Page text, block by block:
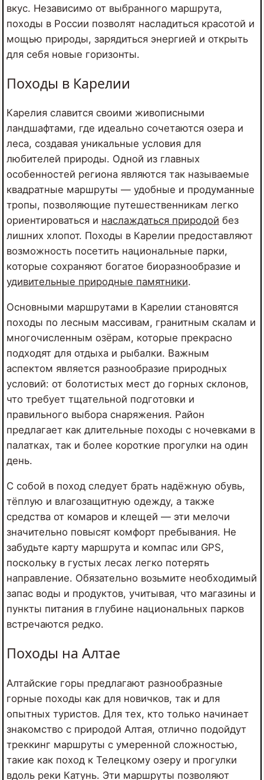
вкус. Независимо от выбранного маршрута,
походы в России позволят насладиться красотой и
мощью природы, зарядиться энергией и открыть
для себя новые горизонты.
Походы в Карелии
Карелия славится своими живописными
ландшафтами, где идеально сочетаются озера и
леса, создавая уникальные условия для
любителей природы. Одной из главных
особенностей региона являются так называемые
квадратные маршруты — удобные и продуманные
тропы, позволяющие путешественникам легко
ориентироваться и наслаждаться природой без
лишних хлопот. Походы в Карелии предоставляют
возможность посетить национальные парки,
которые сохраняют богатое биоразнообразие и
удивительные природные памятники.
Основными маршрутами в Карелии становятся
походы по лесным массивам, гранитным скалам и
многочисленным озёрам, которые прекрасно
подходят для отдыха и рыбалки. Важным
аспектом является разнообразие природных
условий: от болотистых мест до горных склонов,
что требует тщательной подготовки и
правильного выбора снаряжения. Район
предлагает как длительные походы с ночевками в
палатках, так и более короткие прогулки на один
день.
С собой в поход следует брать надёжную обувь,
тёплую и влагозащитную одежду, а также
средства от комаров и клещей — эти мелочи
значительно повысят комфорт пребывания. Не
забудьте карту маршрута и компас или GPS,
поскольку в густых лесах легко потерять
направление. Обязательно возьмите необходимый
запас воды и продуктов, учитывая, что магазины и
пункты питания в глубине национальных парков
встречаются редко.
Походы на Алтае
Алтайские горы предлагают разнообразные
горные походы как для новичков, так и для
опытных туристов. Для тех, кто только начинает
знакомство с природой Алтая, отлично подойдут
треккинг маршруты с умеренной сложностью,
такие как поход к Телецкому озеру и прогулки
вдоль реки Катунь. Эти маршруты позволяют